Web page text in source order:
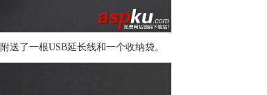
送了一根USB延长线和一个收纳袋。